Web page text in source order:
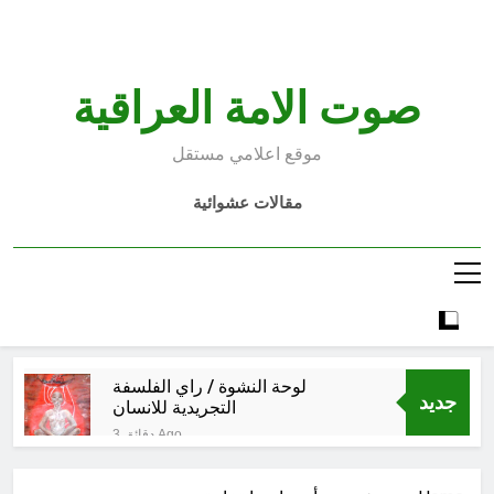
صوت الامة العراقية
موقع اعلامي مستقل
مقالات عشوائية
جديد
لوحة النشوة / راي الفلسفة
التجريدية للانسان
3 دقائق Ago